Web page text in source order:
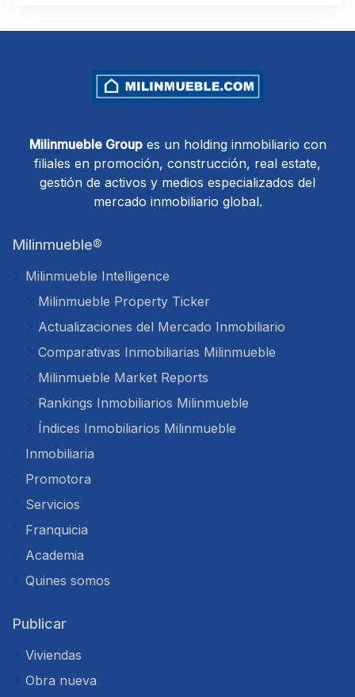
Milinmueble Groupes un holding inmobiliario con
filiales en promoción, construcción, real estate,
gestión de activos y medios especializados del
mercado inmobiliario global.
Milinmueble®
Milinmueble Intelligence
Milinmueble Property Ticker
Actualizaciones del Mercado Inmobiliario
Comparativas Inmobiliarias Milinmueble
Milinmueble Market Reports
Rankings Inmobiliarios Milinmueble
Índices Inmobiliarios Milinmueble
Inmobiliaria
Promotora
Servicios
Franquicia
Academia
Quines somos
Publicar
Viviendas
Obra nueva